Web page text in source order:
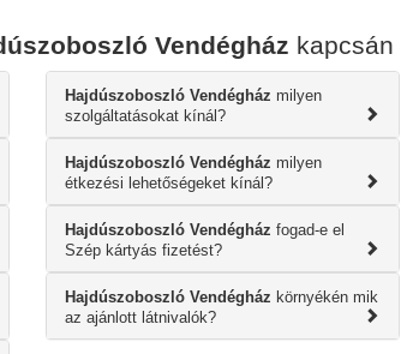
Vendégház kapcsán
Hajdúszoboszló Vendégház milyen
szolgáltatásokat kínál?
Hajdúszoboszló Vendégház milyen
étkezési lehetőségeket kínál?
Hajdúszoboszló Vendégház fogad-e el
Szép kártyás fizetést?
Hajdúszoboszló Vendégház környékén mik
az ajánlott látnivalók?